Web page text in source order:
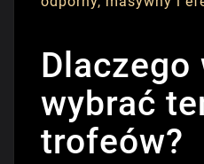
Dlaczego
wybrać
trofeów?